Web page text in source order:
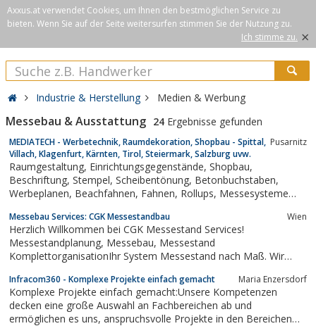
Axxus.at verwendet Cookies, um Ihnen den bestmöglichen Service zu
bieten. Wenn Sie auf der Seite weitersurfen stimmen Sie der Nutzung zu.
Ich stimme zu. ×
Industrie & Herstellung Medien & Werbung
Messebau & Ausstattung 24 Ergebnisse gefunden
MEDIATECH - Werbetechnik, Raumdekoration, Shopbau - Spittal,
Villach, Klagenfurt, Kärnten, Tirol, Steiermark, Salzburg uvw.
Pusarnitz
Raumgestaltung, Einrichtungsgegenstände, Shopbau,
Beschriftung, Stempel, Scheibentönung, Betonbuchstaben,
Werbeplanen, Beachfahnen, Fahnen, Rollups, Messesysteme
Messebau Services: CGK Messestandbau Wien
Herzlich Willkommen bei CGK Messestand Services!
Messestandplanung, Messebau, Messestand
KomplettorganisationIhr System Messestand nach Maß. Wir
Bauweise.
Infracom360 - Komplexe Projekte einfach gemacht Maria Enzersdorf
Komplexe Projekte einfach gemacht:Unsere Kompetenzen
decken eine große Auswahl an Fachbereichen ab und
ermöglichen es uns, anspruchsvolle Projekte in den Bereichen